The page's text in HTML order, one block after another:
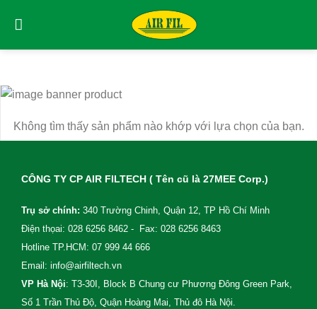
Không tìm thấy sản phẩm nào khớp với lựa chọn của bạn.
CÔNG TY CP AIR FILTECH ( Tên cũ là 27MEE Corp.)
Trụ sở chính: 340 Trường Chinh, Quận 12, TP Hồ Chí Minh
Điện thọai: 028 6256 8462 - Fax: 028 6256 8463
Hotline TP.HCM: 07 999 44 666
Email: info@airfiltech.vn
VP Hà Nội: T3-30I, Block B Chung cư Phương Đông Green Park,
Số 1 Trần Thủ Độ, Quận Hoàng Mai, Thủ đô Hà Nội.